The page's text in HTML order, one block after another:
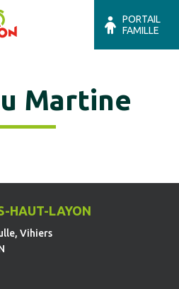
PORTAIL
FAMILLE
Martine
HAUT-LAYON
Vihiers